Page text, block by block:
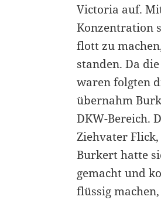
Victoria auf.
Konzentration
flott zu
standen. Da
waren folgten
übernahm
DKW-Bereich.
Ziehvater
Burkert hatte
gemacht und
flüssig